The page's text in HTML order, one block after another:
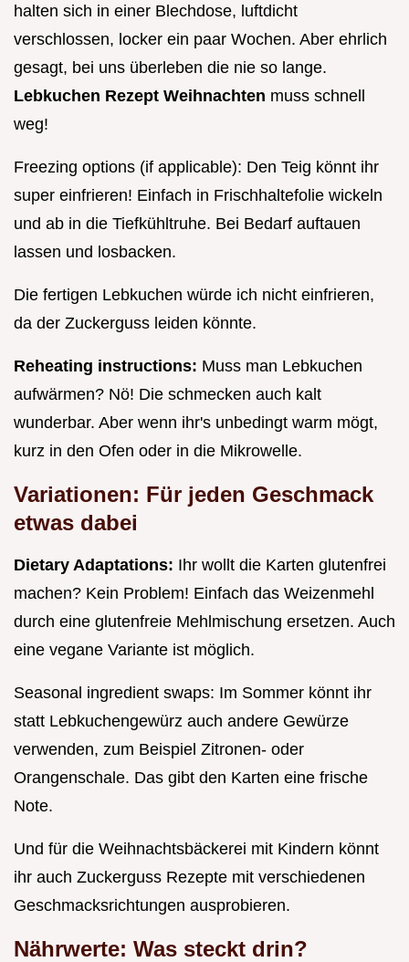
halten sich in einer Blechdose, luftdicht
verschlossen, locker ein paar Wochen. Aber ehrlich
gesagt, bei uns überleben die nie so lange.
Lebkuchen Rezept Weihnachten muss schnell
weg!
Freezing options (if applicable): Den Teig könnt ihr
super einfrieren! Einfach in Frischhaltefolie wickeln
und ab in die Tiefkühltruhe. Bei Bedarf auftauen
lassen und losbacken.
Die fertigen Lebkuchen würde ich nicht einfrieren,
da der Zuckerguss leiden könnte.
Reheating instructions: Muss man Lebkuchen
aufwärmen? Nö! Die schmecken auch kalt
wunderbar. Aber wenn ihr's unbedingt warm mögt,
kurz in den Ofen oder in die Mikrowelle.
Variationen: Für jeden Geschmack
etwas dabei
Dietary Adaptations: Ihr wollt die Karten glutenfrei
machen? Kein Problem! Einfach das Weizenmehl
durch eine glutenfreie Mehlmischung ersetzen. Auch
eine vegane Variante ist möglich.
Seasonal ingredient swaps: Im Sommer könnt ihr
statt Lebkuchengewürz auch andere Gewürze
verwenden, zum Beispiel Zitronen- oder
Orangenschale. Das gibt den Karten eine frische
Note.
Und für die Weihnachtsbäckerei mit Kindern könnt
ihr auch Zuckerguss Rezepte mit verschiedenen
Geschmacksrichtungen ausprobieren.
Nährwerte: Was steckt drin?